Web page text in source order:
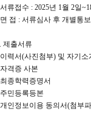
서류접수 : 2025년 1월 2일
면 접 : 서류심사 후 개별통보
제출서류
이력서(사진첨부) 및 자기소
자격증 사본
최종학력증명서
주민등록등본
개인정보이용 동의서(첨부